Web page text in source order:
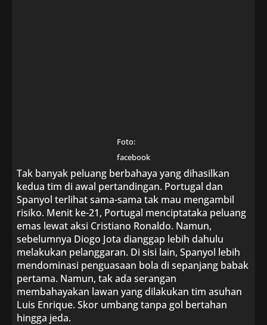
Foto:
facebook
Tak banyak peluang berbahaya yang dihasilkan
kedua tim di awal pertandingan. Portugal dan
Spanyol terlihat sama-sama tak mau mengambil
risiko. Menit ke-21, Portugal menciptataka peluang
emas lewat aksi Cristiano Ronaldo. Namun,
sebelumnya Diogo Jota dianggap lebih dahulu
melakukan pelanggaran. Di sisi lain, Spanyol lebih
mendominasi penguasaan bola di sepanjang babak
pertama. Namun, tak ada serangan
membahayakan lawan yang dilakukan tim asuhan
Luis Enrique. Skor umbang tanpa gol bertahan
hingga jeda.